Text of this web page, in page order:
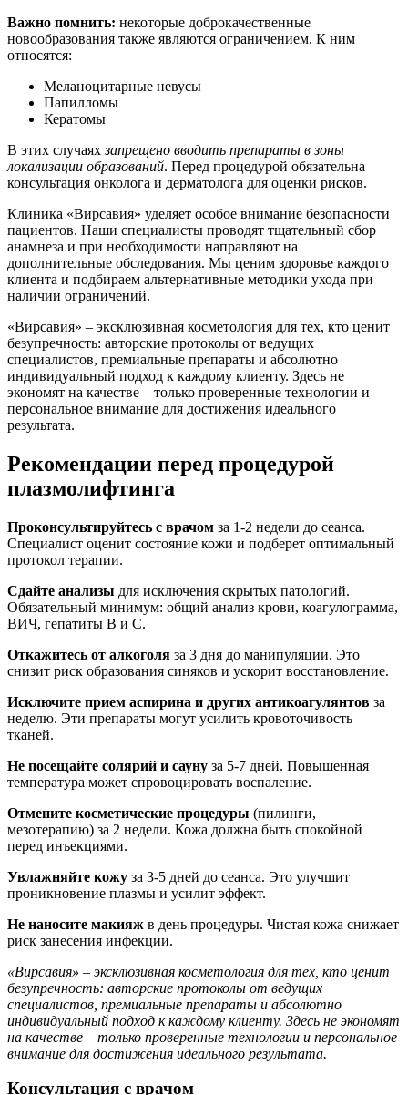
Важно помнить: некоторые доброкачественные
новообразования также являются ограничением. К ним
относятся:
Меланоцитарные невусы
Папилломы
Кератомы
В этих случаяхзапрещено вводить препараты в зоны
локализации образований. Перед процедурой обязательна
консультация онколога и дерматолога для оценки рисков.
Клиника «Вирсавия» уделяет особое внимание безопасности
пациентов. Наши специалисты проводят тщательный сбор
анамнеза и при необходимости направляют на
дополнительные обследования. Мы ценим здоровье каждого
клиента и подбираем альтернативные методики ухода при
наличии ограничений.
«Вирсавия» – эксклюзивная косметология для тех, кто ценит
безупречность: авторские протоколы от ведущих
специалистов, премиальные препараты и абсолютно
индивидуальный подход к каждому клиенту. Здесь не
экономят на качестве – только проверенные технологии и
персональное внимание для достижения идеального
результата.
Рекомендации перед процедурой
плазмолифтинга
Проконсультируйтесь с врачом за 1-2 недели до сеанса.
Специалист оценит состояние кожи и подберет оптимальный
протокол терапии.
Сдайте анализы для исключения скрытых патологий.
Обязательный минимум: общий анализ крови, коагулограмма,
ВИЧ, гепатиты В и С.
Откажитесь от алкоголя за 3 дня до манипуляции. Это
снизит риск образования синяков и ускорит восстановление.
Исключите прием аспирина и других антикоагулянтов за
неделю. Эти препараты могут усилить кровоточивость
тканей.
Не посещайте солярий и сауну за 5-7 дней. Повышенная
температура может спровоцировать воспаление.
Отмените косметические процедуры (пилинги,
мезотерапию) за 2 недели. Кожа должна быть спокойной
перед инъекциями.
Увлажняйте кожу за 3-5 дней до сеанса. Это улучшит
проникновение плазмы и усилит эффект.
Не наносите макияж в день процедуры. Чистая кожа снижает
риск занесения инфекции.
«Вирсавия» – эксклюзивная косметология для тех, кто ценит
безупречность: авторские протоколы от ведущих
специалистов, премиальные препараты и абсолютно
индивидуальный подход к каждому клиенту. Здесь не экономят
на качестве – только проверенные технологии и персональное
внимание для достижения идеального результата.
Консультация с врачом